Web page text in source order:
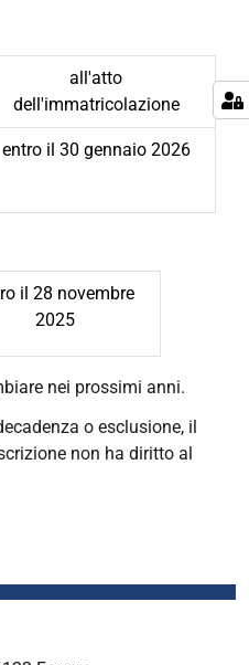
all'atto
dell'immatricolazione
entro il 30 gennaio 2026
il 28 novembre
2025
nei prossimi anni.
o esclusione, il
non ha diritto al